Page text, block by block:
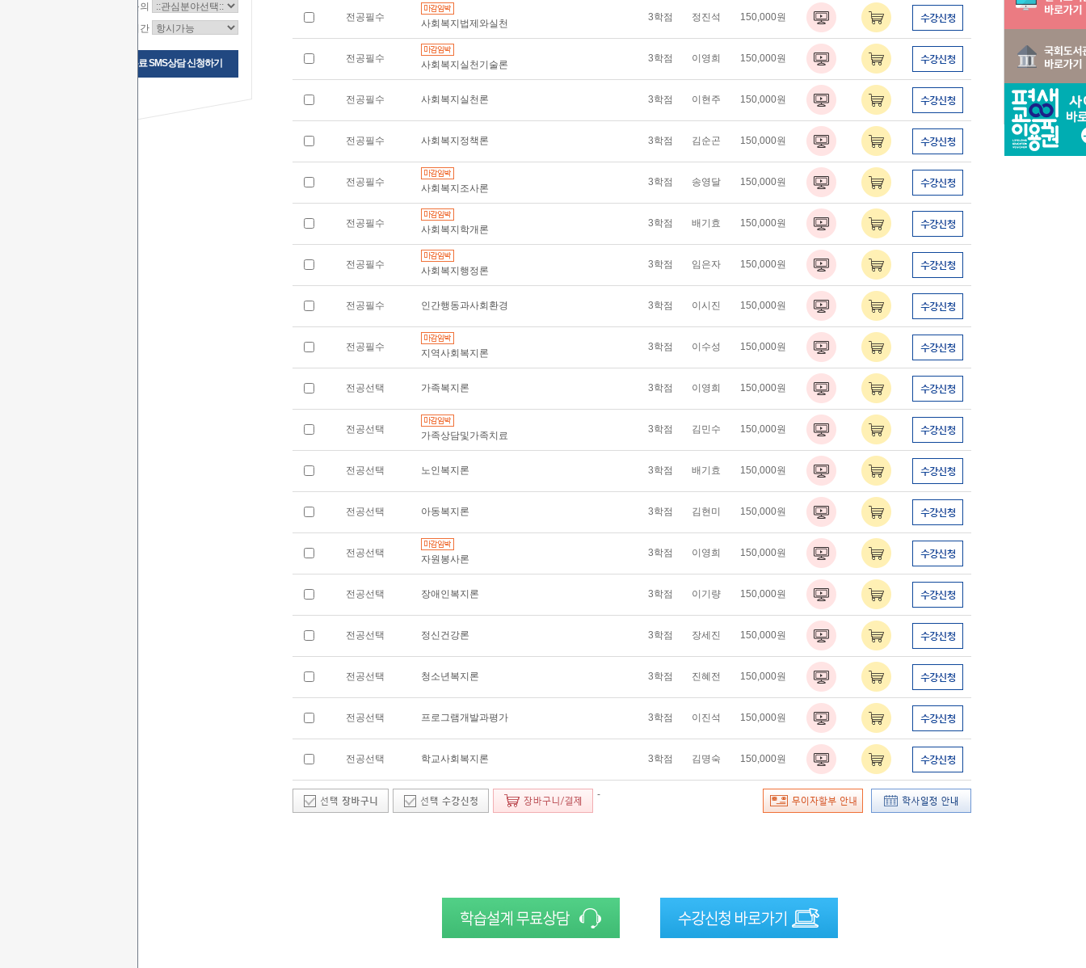
상담문의
상담시간
무료 SMS상담 신청하기
전공필수
사회복지법제와실천
3학점 정진석 150,000원
전공필수
사회복지실천기술론
3학점 이영희 150,000원
전공필수 사회복지실천론 3학점 이현주 150,000원
전공필수 사회복지정책론 3학점 김순곤 150,000원
전공필수
사회복지조사론
3학점 송영달 150,000원
전공필수
사회복지학개론
3학점 배기효 150,000원
전공필수
사회복지행정론
3학점 임은자 150,000원
전공필수 인간행동과사회환경 3학점 이시진 150,000원
전공필수
지역사회복지론
3학점 이수성 150,000원
전공선택 가족복지론 3학점 이영희 150,000원
전공선택
가족상담및가족치료
3학점 김민수 150,000원
전공선택 노인복지론 3학점 배기효 150,000원
전공선택 아동복지론 3학점 김현미 150,000원
전공선택
자원봉사론
3학점 이영희 150,000원
전공선택 장애인복지론 3학점 이기량 150,000원
전공선택 정신건강론 3학점 장세진 150,000원
전공선택 청소년복지론 3학점 진혜전 150,000원
전공선택 프로그램개발과평가 3학점 이진석 150,000원
전공선택 학교사회복지론 3학점 김명숙 150,000원
-